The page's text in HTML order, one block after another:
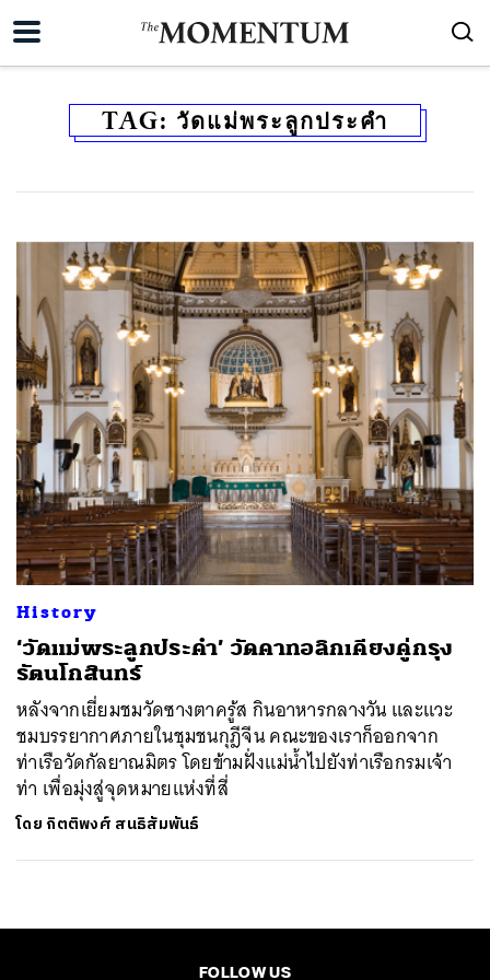
TAG: วัดแม่พระลูกประคำ
History
‘วัดแม่พระลูกประคำ’ วัดคาทอลิกเคียงคู่กรุง
รัตนโกสินทร์
หลังจากเยี่ยมชมวัดซางตาครู้ส กินอาหารกลางวัน และแวะ
ชมบรรยากาศภายในชุมชนกุฎีจีน คณะของเราก็ออกจาก
ท่าเรือวัดกัลยาณมิตร โดยข้ามฝั่งแม่น้ำไปยังท่าเรือกรมเจ้า
ท่า เพื่อมุ่งสู่จุดหมายแห่งที่สี่
โดย กิตติพงศ์ สนธิสัมพันธ์
FOLLOW US
ค้นหา
SHARE TWEET LINE EMAIL